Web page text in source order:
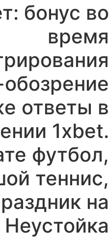
бонус во
время
ответы в
1xbet.
футбол,
теннис,
на
Неустойка